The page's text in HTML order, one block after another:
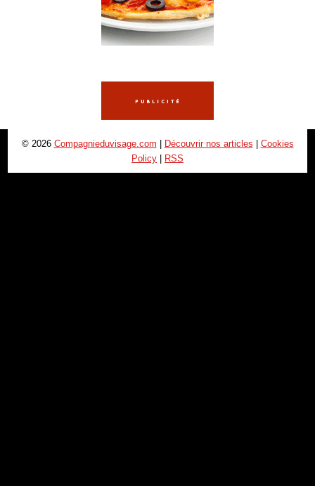
© 2026 Compagnieduvisage.com Découvrir nos articles
Cookies
Policy
RSS